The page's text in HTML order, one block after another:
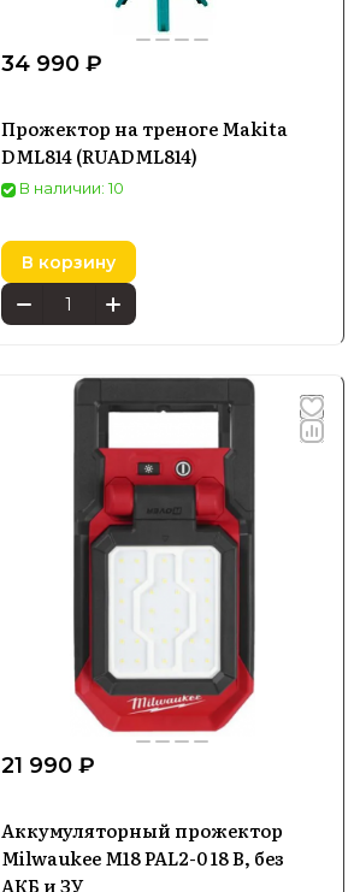
34 990 ₽
Прожектор на треноге Makita
DML814 (RUADML814)
В наличии: 10
В корзину
21 990 ₽
Аккумуляторный прожектор
Milwaukee M18 PAL2-0 18 В, без
АКБ и ЗУ